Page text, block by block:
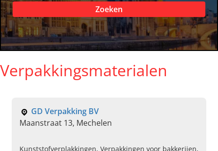
Zoeken
Verpakkingsmaterialen
GD Verpakking BV
Maanstraat 13, Mechelen
Kunststofverplakkingen, Verpakkingen voor bakkerijen,